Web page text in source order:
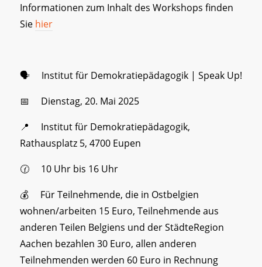
Informationen zum Inhalt des Workshops finden
Sie hier
🗣️ Institut für Demokratiepädagogik | Speak Up!
📅 Dienstag, 20. Mai 2025
📍 Institut für Demokratiepädagogik,
Rathausplatz 5, 4700 Eupen
🕜 10 Uhr bis 16 Uhr
💰 Für Teilnehmende, die in Ostbelgien
wohnen/arbeiten 15 Euro, Teilnehmende aus
anderen Teilen Belgiens und der StädteRegion
Aachen bezahlen 30 Euro, allen anderen
Teilnehmenden werden 60 Euro in Rechnung